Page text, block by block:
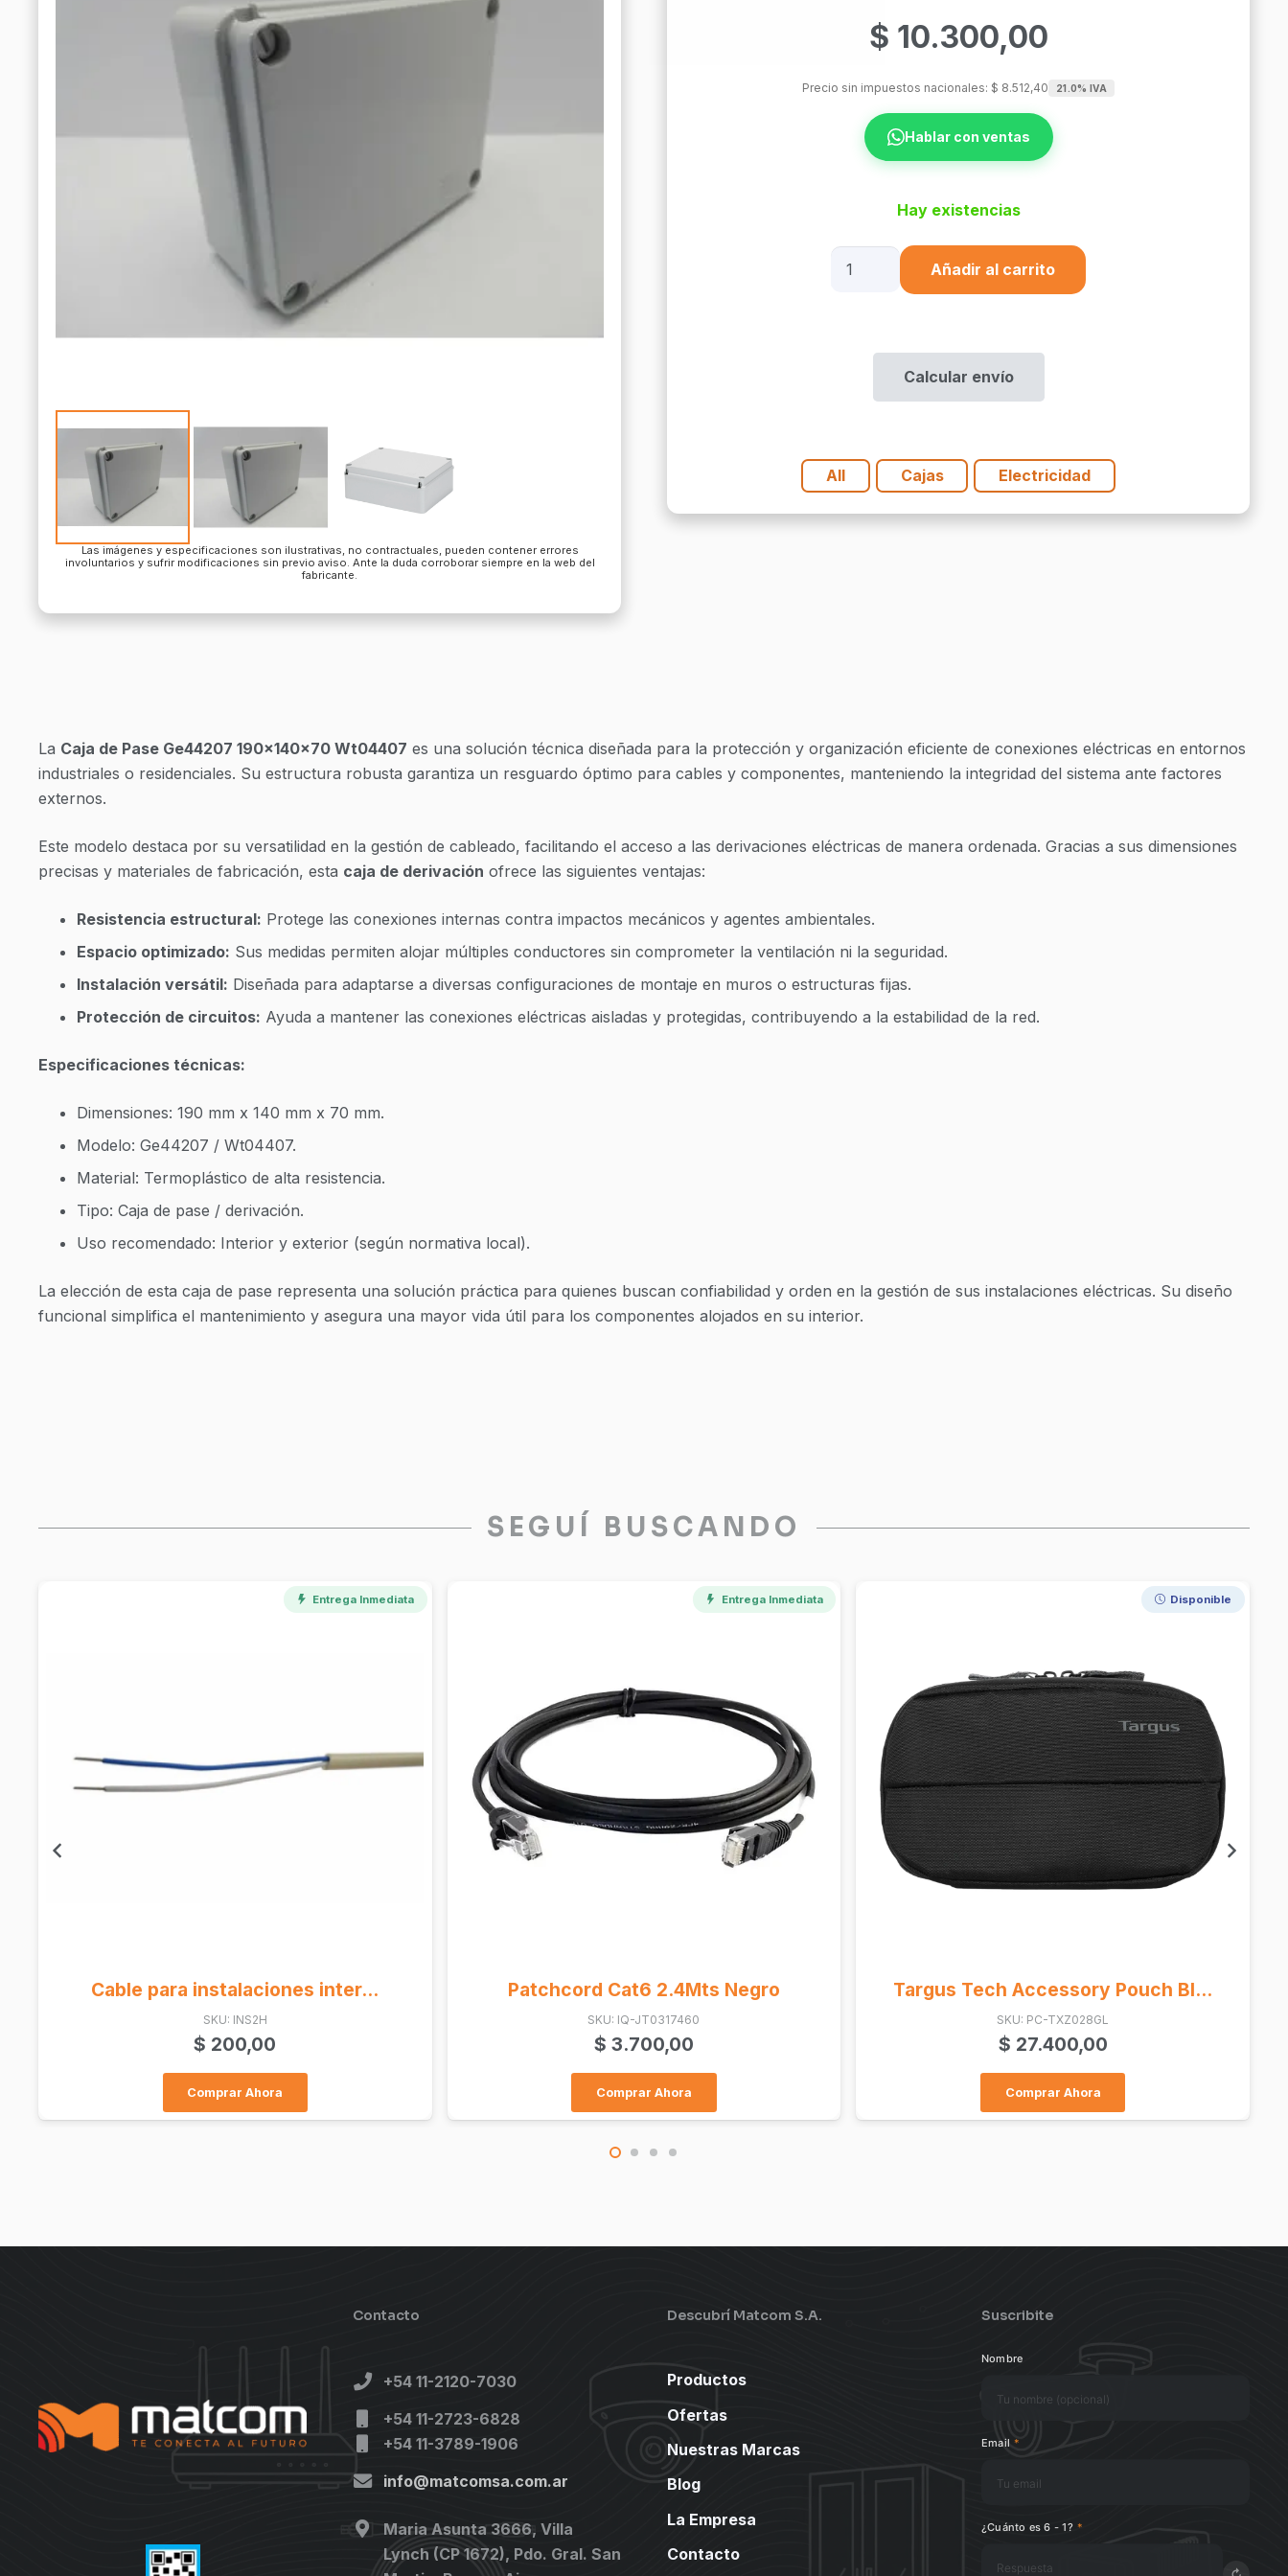
Las imágenes y especificaciones son ilustrativas, no contractuales, pueden contener errores
involuntarios y sufrir modificaciones sin previo aviso. Ante la duda corroborar siempre en la web del
fabricante.
$ 10.300,00
Precio sin impuestos nacionales: $ 8.512,40 21.0% IVA
Hablar con ventas
Hay existencias
190X140X70
cantidad
Añadir al carrito
Calcular envío
All Cajas Electricidad
La Caja de Pase Ge44207 190x140x70 Wt04407 es una solución técnica diseñada para la protección y organización eficiente de conexiones eléctricas en entornos
industriales o residenciales. Su estructura robusta garantiza un resguardo óptimo para cables y componentes, manteniendo la integridad del sistema ante factores
externos.
Este modelo destaca por su versatilidad en la gestión de cableado, facilitando el acceso a las derivaciones eléctricas de manera ordenada. Gracias a sus dimensiones
precisas y materiales de fabricación, esta caja de derivación ofrece las siguientes ventajas:
Resistencia estructural: Protege las conexiones internas contra impactos mecánicos y agentes ambientales.
Espacio optimizado: Sus medidas permiten alojar múltiples conductores sin comprometer la ventilación ni la seguridad.
Instalación versátil: Diseñada para adaptarse a diversas configuraciones de montaje en muros o estructuras fijas.
Protección de circuitos: Ayuda a mantener las conexiones eléctricas aisladas y protegidas, contribuyendo a la estabilidad de la red.
Especificaciones técnicas:
Dimensiones: 190 mm x 140 mm x 70 mm.
Modelo: Ge44207 / Wt04407.
Material: Termoplástico de alta resistencia.
Tipo: Caja de pase / derivación.
Uso recomendado: Interior y exterior (según normativa local).
La elección de esta caja de pase representa una solución práctica para quienes buscan confiabilidad y orden en la gestión de sus instalaciones eléctricas. Su diseño
funcional simplifica el mantenimiento y asegura una mayor vida útil para los componentes alojados en su interior.
SEGUÍ BUSCANDO
Entrega Inmediata
Patchcord Cat6 2.4Mts Negro
SKU: IQ-JT0317460
$3.700,00
Comprar Ahora
Disponible
Targus Tech Accessory Pouch Bl...
SKU: PC-TXZ028GL
$27.400,00
Comprar Ahora
Entrega Inmediata
Patchcord Cat6 1.2 Mts (Ce-401...
SKU: 8537
$ 2.600,00
Comprar Ahora
Contacto
+54 11-2120-7030
+54 11-2723-6828
+54 11-3789-1906
info@matcomsa.com.ar
Maria Asunta 3666, Villa
Lynch (CP 1672), Pdo. Gral. San
Descubrí Matcom S.A.
Productos
Ofertas
Nuestras Marcas
Blog
La Empresa
Contacto
Suscribite
Nombre
Email *
¿Cuánto es 6 - 1? *